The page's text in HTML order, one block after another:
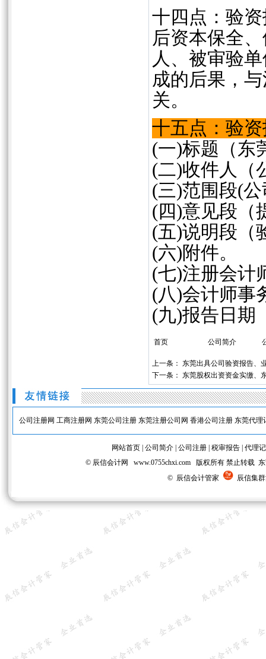
十四点：验
后资本保全
人、被审验
成的后果，
关。
十五点：验
(一)标题（东
(二)收件人（
(三)范围段(
(四)意见段（
(五)说明段（
(六)附件。
(七)注册会计
(八)会计师事
(九)报告日期
首页 公司简介
上一条： 东莞出具公司验资报告、
下一条： 东莞股权出资资金实缴、
公司注册网 工商注册网 东莞公司注册 东莞注册公司网 香港公司注册 东莞代理
网站首页 公司简介 公司注册 税审报告 代理
© 辰信会计网 www.0755chxi.com 版权所有 禁止转载
© 辰信会计管家
辰信集